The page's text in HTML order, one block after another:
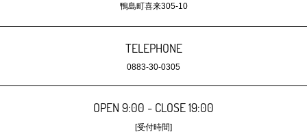
鴨島町喜来305-10
TELEPHONE
0883-30-0305
OPEN 9:00 - CLOSE 19:00
[受付時間]